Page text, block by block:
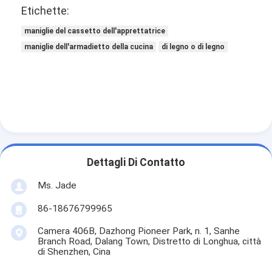
Casa.
Etichette:
maniglie del cassetto dell'apprettatrice
maniglie dell'armadietto della cucina
di legno o di legno
Dettagli Di Contatto
Ms. Jade
86-18676799965
Camera 406B, Dazhong Pioneer Park, n. 1, Sanhe
Branch Road, Dalang Town, Distretto di Longhua, città
di Shenzhen, Cina